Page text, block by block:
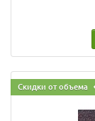
Скидки от объема